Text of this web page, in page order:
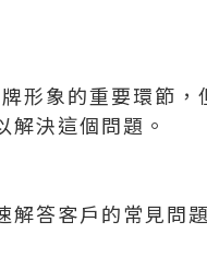
形象的重要環節
解決這個問題。
答客戶的常見問